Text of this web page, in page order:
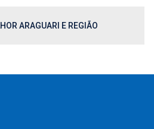
ARAGUARI E REGIÃO